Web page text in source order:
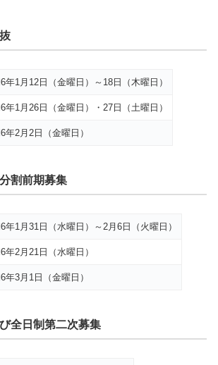
年1月12日（金曜日）～18日（木曜日）
年1月26日（金曜日）・27日（土曜日）
年2月2日（金曜日）
割前期募集
年1月31日（水曜日）～2月6日（火曜日）
年2月21日（水曜日）
年3月1日（金曜日）
全日制第二次募集